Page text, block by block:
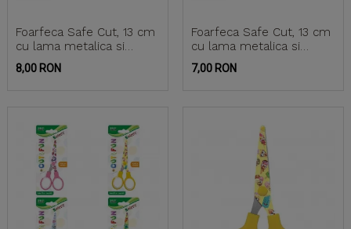
Foarfeca Safe Cut, 13 cm
cu lama metalica si
maner antiderapant...
Pret
8,00 RON
Foarfeca Safe Cut, 13 cm
cu lama metalica si
maner antiderapant
Pret
7,00 RON